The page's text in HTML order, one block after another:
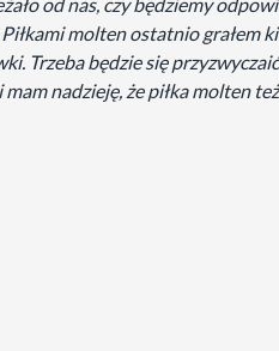
molten ostatnio grałem
Trzeba będzie się
nadzieję, że piłka molten